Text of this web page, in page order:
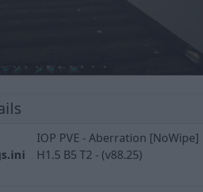
IOP PVE - Aberration [NoWipe]
H1.5 B5 T2 - (v88.25)